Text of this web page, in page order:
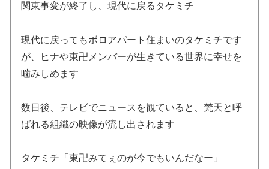
関東事変が終了し、現代に戻るタケミチ
現代に戻ってもボロアパート住まいのタケミチです
が、ヒナや東卍メンバーが生きている世界に幸せを
噛みしめます
数日後、テレビでニュースを観ていると、梵天と呼
ばれる組織の映像が流し出されます
タケミチ「東卍みてぇのが今でもいんだなー」